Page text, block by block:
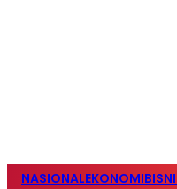
NASIONALEKONOMI